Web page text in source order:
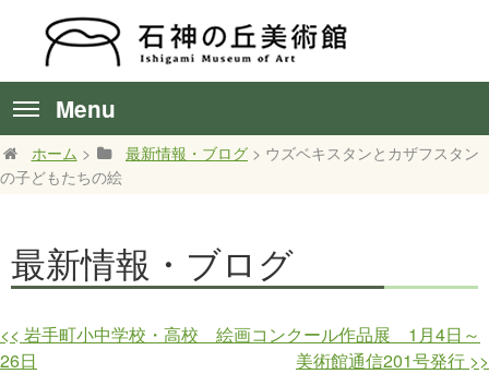
Menu
ホーム > 最新情報・ブログ > ウズベキスタンとカザフスタン
の子どもたちの絵
最新情報・ブログ
<< 岩手町小中学校・高校 絵画コンクール作品展 1月4日～
26日
美術館通信201号発行 >>